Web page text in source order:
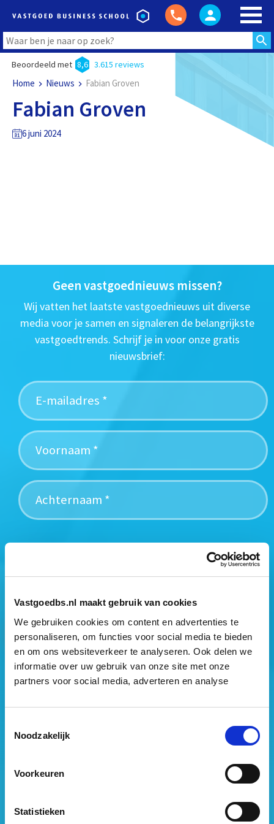
Vastgoedbs.nl maakt gebruik van cookies
We gebruiken cookies om content en advertenties te
personaliseren, om functies voor social media te bieden
en om ons websiteverkeer te analyseren. Ook delen we
informatie over uw gebruik van onze site met onze
partners voor social media, adverteren en analyse
Noodzakelijk
Voorkeuren
Statistieken
Beoordeeld met 8,6 3.615 reviews
Home Nieuws Fabian Groven
Fabian Groven
6 juni 2024
Geen vastgoednieuws missen?
Wij vatten het laatste vastgoednieuws uit diverse
media voor je samen en signaleren de belangrijkste
vastgoedtrends. Schrijf je in voor onze gratis
nieuwsbrief:
Mogen wij jouw gegevens opslaan?*
Ja, ik geef toestemming om mijn gegevens op te slaan
5617 AM Eindhoven
info@vastgoedbs.nl
BTW: NL809795863B01